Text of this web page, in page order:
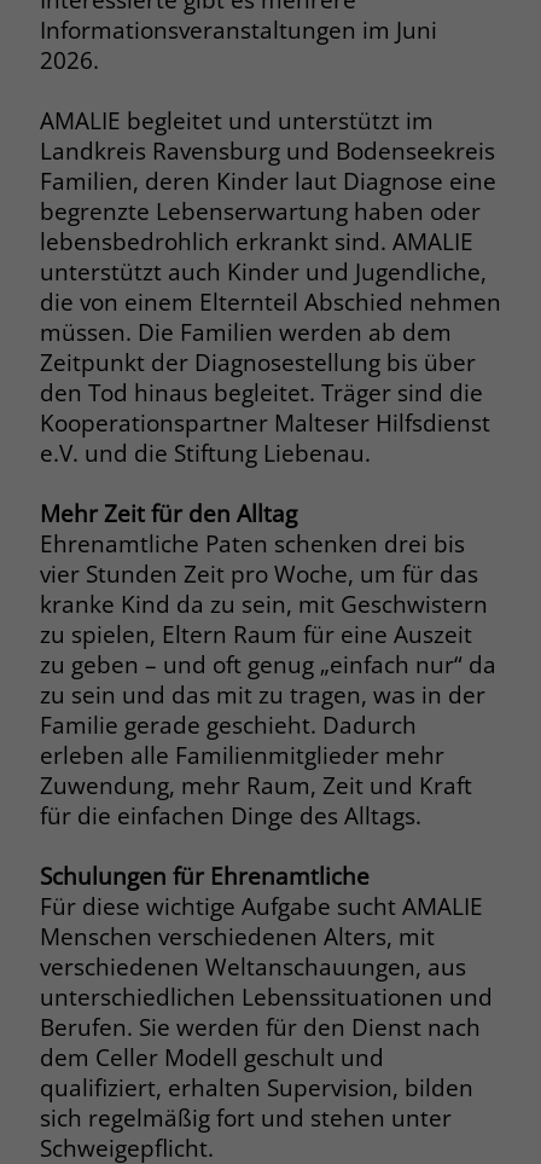
Informationsveranstaltungen im Juni
2026.
AMALIE begleitet und unterstützt im
Landkreis Ravensburg und Bodenseekreis
Familien, deren Kinder laut Diagnose eine
begrenzte Lebenserwartung haben oder
lebensbedrohlich erkrankt sind. AMALIE
unterstützt auch Kinder und Jugendliche,
die von einem Elternteil Abschied nehmen
müssen. Die Familien werden ab dem
Zeitpunkt der Diagnosestellung bis über
den Tod hinaus begleitet. Träger sind die
Kooperationspartner Malteser Hilfsdienst
e.V. und die Stiftung Liebenau.
Mehr Zeit für den Alltag
Ehrenamtliche Paten schenken drei bis
vier Stunden Zeit pro Woche, um für das
kranke Kind da zu sein, mit Geschwistern
zu spielen, Eltern Raum für eine Auszeit
zu geben – und oft genug „einfach nur“ da
zu sein und das mit zu tragen, was in der
Familie gerade geschieht. Dadurch
erleben alle Familienmitglieder mehr
Zuwendung, mehr Raum, Zeit und Kraft
für die einfachen Dinge des Alltags.
Schulungen für Ehrenamtliche
Für diese wichtige Aufgabe sucht AMALIE
Menschen verschiedenen Alters, mit
verschiedenen Weltanschauungen, aus
unterschiedlichen Lebenssituationen und
Berufen. Sie werden für den Dienst nach
dem Celler Modell geschult und
qualifiziert, erhalten Supervision, bilden
sich regelmäßig fort und stehen unter
Schweigepflicht.
Name
Anbieter stiftung-liebenau.de
Laufzeit Session
Zweck
Behält die Zustände des Benutzers bei
allen Seitenanfragen bei.
Name cookie_optin
Anbieter www.stiftung-liebenau.de
Laufzeit 1 Monat
Behält die Zustimmung des Benutzers
zum Cookie Opt-In
Name __cf_bm
Anbieter .fonts.net
Laufzeit 30 Minuten
Zweck
This cookie, set by Cloudflare, is used to
support Cloudflare Bot Management.
Anbieter jobs.stiftung-liebenau.de
Laufzeit Session
Zweck
Behält die Zustände des Benutzers bei
allen Seitenanfragen bei.
Zweck
Browsers und die Einstellungen
exklusiv für diese Website zu speichern.
derselben Website durchgeführt
werden, mit derselben
Benutzerkennung verknüpft werden.
Anbieter www.clarity.ms
Laufzeit 1 Jahr
Zweck
Microsoft Clarity setzt dieses Cookie,
um die Seitenaufrufe eines Benutzers
zu speichern und in einer einzigen
zusammenzufassen.
Name _gcl_au
Anbieter Google Ads
Laufzeit 90 Tage
Zweck Enthält eine zufallsgenerierte User-ID.
Name _gcl_aw
Anbieter Google Ads
Laufzeit 90 Tage
Zweck
Dieses Cookie wird gesetzt, wenn ein
User über einen Klick auf eine Google
Werbeanzeige auf die Website gelangt.
Es enthält Informationen darüber,
welche Werbeanzeige geklickt wurde,
sodass erzielte Erfolge wie z.B.
Bestellungen oder Kontaktanfragen der